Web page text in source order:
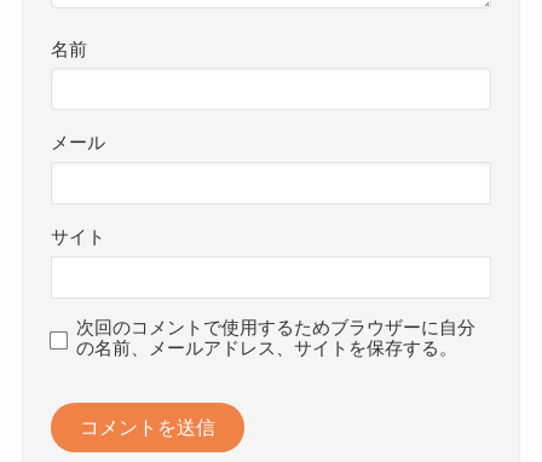
名前
メール
サイト
次回のコメントで使用するためブラウザーに自分
の名前、メールアドレス、サイトを保存する。